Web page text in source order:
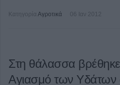
Κατηγορία Αγροτικά 06 Ιαν 2012
Στη θάλασσα
Αγιασμό των Υδάτων